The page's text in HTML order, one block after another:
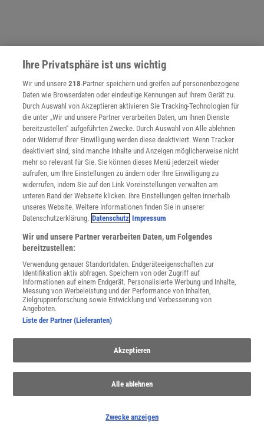
NACH OBEN
Für Sie im Spektrum-Shop und am Kiosk:
.de-Newsletter abonnieren
Ihre Privatsphäre ist uns wichtig
Wir und unsere218-Partner speichern und greifen auf personenbezogene
Daten wie Browserdaten oder eindeutige Kennungen auf Ihrem Gerät zu.
Durch Auswahl von Akzeptieren aktivieren Sie Tracking-Technologien für
die unter „Wir und unsere Partner verarbeiten Daten, um Ihnen Dienste
bereitzustellen“ aufgeführten Zwecke. Durch Auswahl von Alle ablehnen
oder Widerruf Ihrer Einwilligung werden diese deaktiviert. Wenn Tracker
deaktiviert sind, sind manche Inhalte und Anzeigen möglicherweise nicht
mehr so relevant für Sie. Sie können dieses Menü jederzeit wieder
aufrufen, um Ihre Einstellungen zu ändern oder Ihre Einwilligung zu
widerrufen, indem Sie auf den Link Voreinstellungen verwalten am
unteren Rand der Webseite klicken. Ihre Einstellungen gelten innerhalb
unseres Website. Weitere Informationen finden Sie in unserer
Datenschutzerklärung. Datenschutz Impressum
Wir und unsere Partner verarbeiten Daten, um Folgendes
bereitzustellen:
Verwendung genauer Standortdaten. Endgeräteeigenschaften zur
Identifikation aktiv abfragen. Speichern von oder Zugriff auf
Informationen auf einem Endgerät. Personalisierte Werbung und Inhalte,
Messung von Werbeleistung und der Performance von Inhalten,
Zielgruppenforschung sowie Entwicklung und Verbesserung von
Angeboten.
Liste der Partner (Lieferanten)
Akzeptieren
Alle ablehnen
Zwecke anzeigen